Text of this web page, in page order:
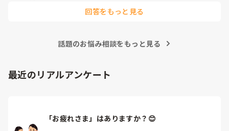
回答をもっと見る
話題のお悩み相談をもっと見る
最近のリアルアンケート
「お疲れさま」はありますか？😊